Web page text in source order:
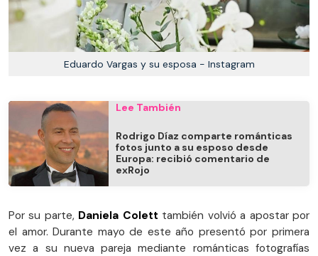
Eduardo Vargas y su esposa - Instagram
Lee También
Rodrigo Díaz comparte románticas
fotos junto a su esposo desde
Europa: recibió comentario de
exRojo
Por su parte, Daniela Colett también volvió a apostar por
el amor. Durante mayo de este año presentó por primera
vez a su nueva pareja mediante románticas fotografías